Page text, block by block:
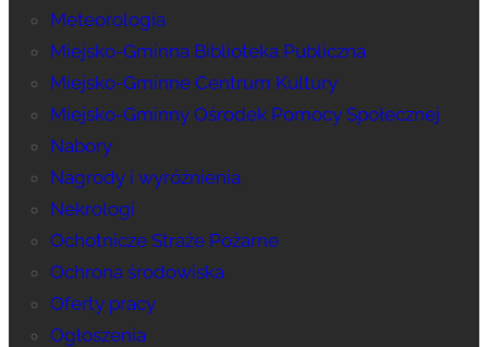
Meteorologia
Miejsko-Gminna Biblioteka Publiczna
Miejsko-Gminne Centrum Kultury
Miejsko-Gminny Ośrodek Pomocy Społecznej
Nabory
Nagrody i wyróżnienia
Nekrologi
Ochotnicze Straże Pożarne
Ochrona środowiska
Oferty pracy
Ogłoszenia